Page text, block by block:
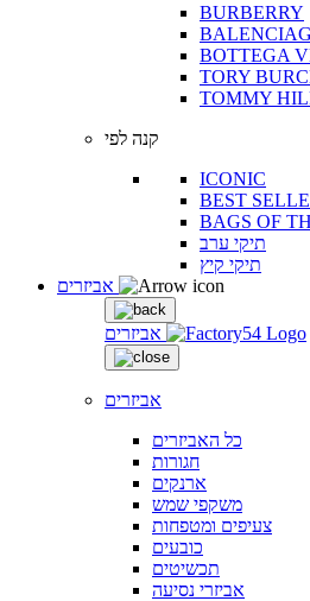
BURBERRY
BOTTEGA
TORY
TOMMY
קנה לפי
ICONIC
BEST
BAGS OF
תיקי ערב
תיקי קיץ
אביזרים
אביזרים
כל האביזרים
חגורות
ארנקים
משקפי שמש
צעיפים ומטפחות
כובעים
תכשיטים
אביזרי נסיעה